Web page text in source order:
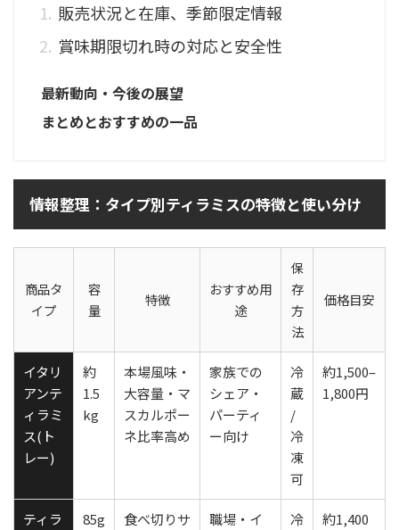
販売状況と在庫、季節限定情報
賞味期限切れ時の対応と安全性
最新動向・今後の展望
まとめとおすすめの一品
情報整理：タイプ別ティラミスの特徴と使い分け
商品タ
イプ
容
量
特徴
おすすめ用
途
保
存
方
法
価格目安
イタリ
アンテ
ィラミ
ス(ト
レー)
約
1.5
kg
本場風味・
大容量・マ
スカルポー
ネ比率高め
家族での
シェア・
パーティ
ー向け
冷
蔵
/
冷
凍
可
約1,500–
1,800円
ティラ
85g
食べ切りサ
職場・イ
冷
約1,400